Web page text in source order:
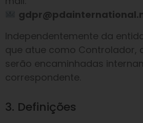
Independentemente da
que atue como Controlador,
serão encaminhadas
correspondente.
3. Definições